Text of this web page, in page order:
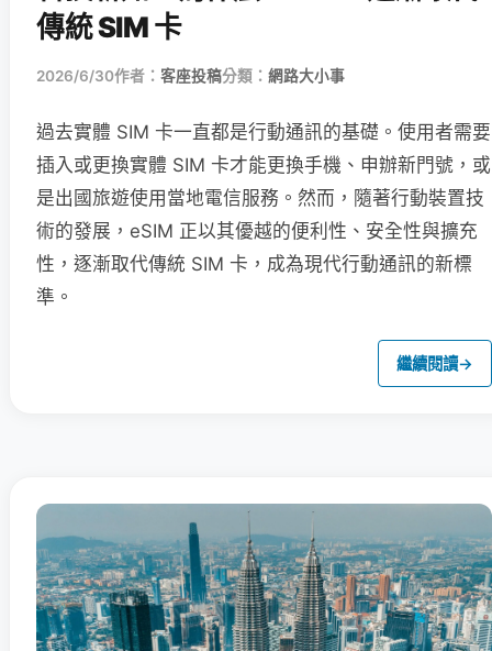
傳統 SIM 卡
2026/6/30作者： 客座投稿分類： 網路大小事
過去實體 SIM 卡一直都是行動通訊的基礎。使用者需要
插入或更換實體 SIM 卡才能更換手機、申辦新門號，或
是出國旅遊使用當地電信服務。然而，隨著行動裝置技
術的發展，eSIM 正以其優越的便利性、安全性與擴充
性，逐漸取代傳統 SIM 卡，成為現代行動通訊的新標
準。
繼續閱讀→